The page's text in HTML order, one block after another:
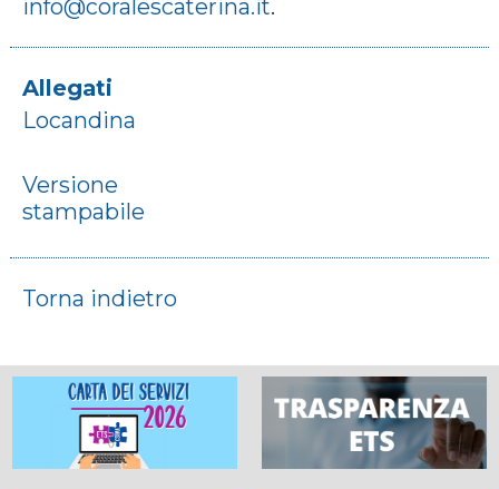
info@coralescaterina.it.
Allegati
Locandina
Versione
stampabile
Torna indietro